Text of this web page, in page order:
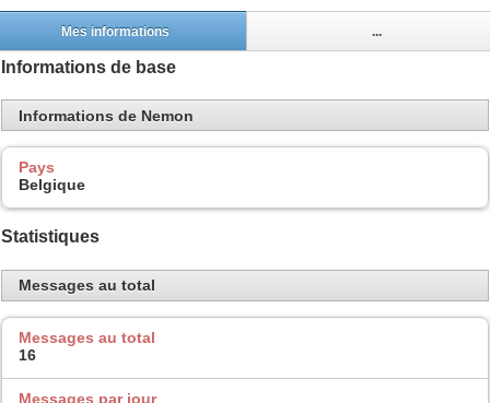
Mes informations ...
Informations de base
Informations de Nemon
Pays
Belgique
Statistiques
Messages au total
Messages au total
16
Messages par jour